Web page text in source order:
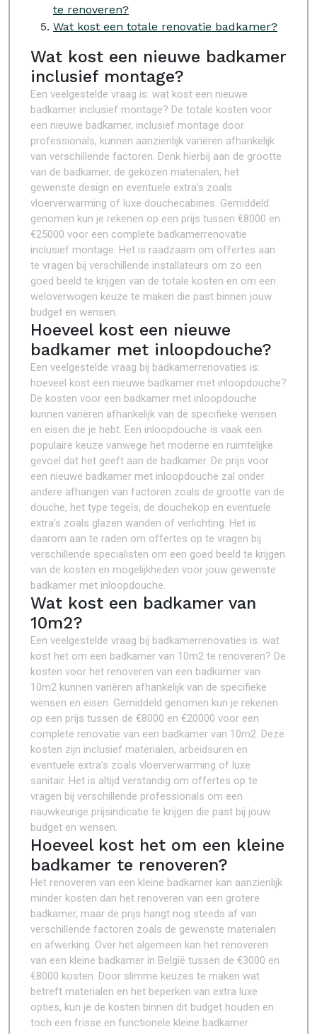
te renoveren?
Wat kost een totale renovatie badkamer?
Wat kost een nieuwe badkamer
inclusief montage?
Een veelgestelde vraag is: wat kost een nieuwe
badkamer inclusief montage? De totale kosten voor
een nieuwe badkamer, inclusief montage door
professionals, kunnen aanzienlijk variëren afhankelijk
van verschillende factoren. Denk hierbij aan de grootte
van de badkamer, de gekozen materialen, het
gewenste design en eventuele extra’s zoals
vloerverwarming of luxe douchecabines. Gemiddeld
genomen kun je rekenen op een prijs tussen €8000 en
€25000 voor een complete badkamerrenovatie
inclusief montage. Het is raadzaam om offertes aan
te vragen bij verschillende installateurs om zo een
goed beeld te krijgen van de totale kosten en om een
weloverwogen keuze te maken die past binnen jouw
budget en wensen.
Hoeveel kost een nieuwe
badkamer met inloopdouche?
Een veelgestelde vraag bij badkamerrenovaties is:
hoeveel kost een nieuwe badkamer met inloopdouche?
De kosten voor een badkamer met inloopdouche
kunnen variëren afhankelijk van de specifieke wensen
en eisen die je hebt. Een inloopdouche is vaak een
populaire keuze vanwege het moderne en ruimtelijke
gevoel dat het geeft aan de badkamer. De prijs voor
een nieuwe badkamer met inloopdouche zal onder
andere afhangen van factoren zoals de grootte van de
douche, het type tegels, de douchekop en eventuele
extra’s zoals glazen wanden of verlichting. Het is
daarom aan te raden om offertes op te vragen bij
verschillende specialisten om een goed beeld te krijgen
van de kosten en mogelijkheden voor jouw gewenste
badkamer met inloopdouche.
Wat kost een badkamer van
10m2?
Een veelgestelde vraag bij badkamerrenovaties is: wat
kost het om een badkamer van 10m2 te renoveren? De
kosten voor het renoveren van een badkamer van
10m2 kunnen variëren afhankelijk van de specifieke
wensen en eisen. Gemiddeld genomen kun je rekenen
op een prijs tussen de €8000 en €20000 voor een
complete renovatie van een badkamer van 10m2. Deze
kosten zijn inclusief materialen, arbeidsuren en
eventuele extra’s zoals vloerverwarming of luxe
sanitair. Het is altijd verstandig om offertes op te
vragen bij verschillende professionals om een
nauwkeurige prijsindicatie te krijgen die past bij jouw
budget en wensen.
Hoeveel kost het om een kleine
badkamer te renoveren?
Het renoveren van een kleine badkamer kan aanzienlijk
minder kosten dan het renoveren van een grotere
badkamer, maar de prijs hangt nog steeds af van
verschillende factoren zoals de gewenste materialen
en afwerking. Over het algemeen kan het renoveren
van een kleine badkamer in België tussen de €3000 en
€8000 kosten. Door slimme keuzes te maken wat
betreft materialen en het beperken van extra luxe
opties, kun je de kosten binnen dit budget houden en
toch een frisse en functionele kleine badkamer